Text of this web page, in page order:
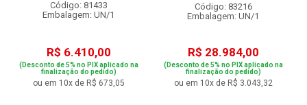
Código: 81433
Embalagem: UN/1
R$ 6.410,00
(Desconto de 5% no PIX aplicado na
finalização do pedido)
ou em 10x de R$ 673,05
Código: 83216
Embalagem: UN/1
R$ 28.984,00
(Desconto de 5% no PIX aplicado na
finalização do pedido)
ou em 10x de R$ 3.043,32